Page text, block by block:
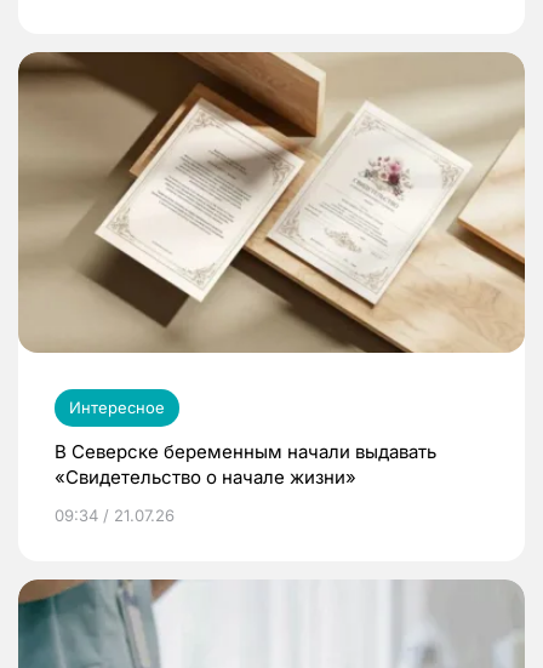
Интересное
В Северске беременным начали выдавать
«Свидетельство о начале жизни»
09:34 / 21.07.26